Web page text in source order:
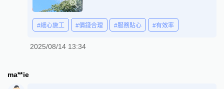
#細心施工 #價錢合理 #服務貼心 #有效率
2025/08/14 13:34
ma**ie